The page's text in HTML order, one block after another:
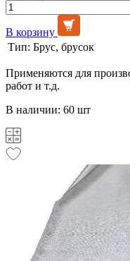
В корзину
Тип: Брус, брусок
Применяются для
работ и т.д.
В наличии: 60 шт